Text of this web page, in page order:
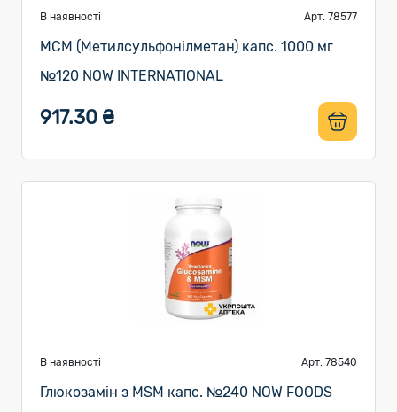
В наявності Арт. 78577
МСМ (Метилсульфонілметан) капс. 1000 мг
№120 NOW INTERNATIONAL
917.30 ₴
В наявності Арт. 78540
Глюкозамін з MSM капс. №240 NOW FOODS